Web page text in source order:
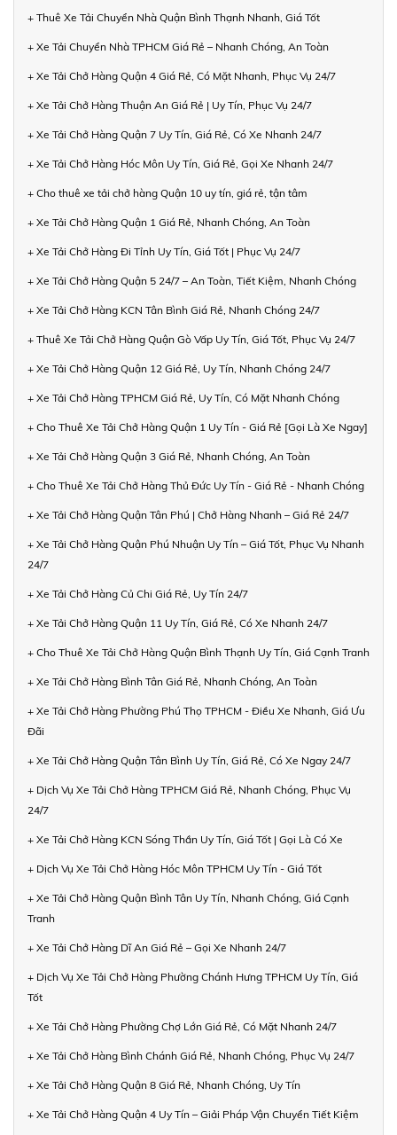
+ Thuê Xe Tải Chuyển Nhà Quận Bình Thạnh Nhanh, Giá Tốt
+ Xe Tải Chuyển Nhà TPHCM Giá Rẻ – Nhanh Chóng, An Toàn
+ Xe Tải Chở Hàng Quận 4 Giá Rẻ, Có Mặt Nhanh, Phục Vụ 24/7
+ Xe Tải Chở Hàng Thuận An Giá Rẻ | Uy Tín, Phục Vụ 24/7
+ Xe Tải Chở Hàng Quận 7 Uy Tín, Giá Rẻ, Có Xe Nhanh 24/7
+ Xe Tải Chở Hàng Hóc Môn Uy Tín, Giá Rẻ, Gọi Xe Nhanh 24/7
+ Cho thuê xe tải chở hàng Quận 10 uy tín, giá rẻ, tận tâm
+ Xe Tải Chở Hàng Quận 1 Giá Rẻ, Nhanh Chóng, An Toàn
+ Xe Tải Chở Hàng Đi Tỉnh Uy Tín, Giá Tốt | Phục Vụ 24/7
+ Xe Tải Chở Hàng Quận 5 24/7 – An Toàn, Tiết Kiệm, Nhanh Chóng
+ Xe Tải Chở Hàng KCN Tân Bình Giá Rẻ, Nhanh Chóng 24/7
+ Thuê Xe Tải Chở Hàng Quận Gò Vấp Uy Tín, Giá Tốt, Phục Vụ 24/7
+ Xe Tải Chở Hàng Quận 12 Giá Rẻ, Uy Tín, Nhanh Chóng 24/7
+ Xe Tải Chở Hàng TPHCM Giá Rẻ, Uy Tín, Có Mặt Nhanh Chóng
+ Cho Thuê Xe Tải Chở Hàng Quận 1 Uy Tín - Giá Rẻ [Gọi Là Xe Ngay]
+ Xe Tải Chở Hàng Quận 3 Giá Rẻ, Nhanh Chóng, An Toàn
+ Cho Thuê Xe Tải Chở Hàng Thủ Đức Uy Tín - Giá Rẻ - Nhanh Chóng
+ Xe Tải Chở Hàng Quận Tân Phú | Chở Hàng Nhanh – Giá Rẻ 24/7
+ Xe Tải Chở Hàng Quận Phú Nhuận Uy Tín – Giá Tốt, Phục Vụ Nhanh
24/7
+ Xe Tải Chở Hàng Củ Chi Giá Rẻ, Uy Tín 24/7
+ Xe Tải Chở Hàng Quận 11 Uy Tín, Giá Rẻ, Có Xe Nhanh 24/7
+ Cho Thuê Xe Tải Chở Hàng Quận Bình Thạnh Uy Tín, Giá Cạnh Tranh
+ Xe Tải Chở Hàng Bình Tân Giá Rẻ, Nhanh Chóng, An Toàn
+ Xe Tải Chở Hàng Phường Phú Thọ TPHCM - Điều Xe Nhanh, Giá Ưu
Đãi
+ Xe Tải Chở Hàng Quận Tân Bình Uy Tín, Giá Rẻ, Có Xe Ngay 24/7
+ Dịch Vụ Xe Tải Chở Hàng TPHCM Giá Rẻ, Nhanh Chóng, Phục Vụ
24/7
+ Xe Tải Chở Hàng KCN Sóng Thần Uy Tín, Giá Tốt | Gọi Là Có Xe
+ Dịch Vụ Xe Tải Chở Hàng Hóc Môn TPHCM Uy Tín - Giá Tốt
+ Xe Tải Chở Hàng Quận Bình Tân Uy Tín, Nhanh Chóng, Giá Cạnh
Tranh
+ Xe Tải Chở Hàng Dĩ An Giá Rẻ – Gọi Xe Nhanh 24/7
+ Dịch Vụ Xe Tải Chở Hàng Phường Chánh Hưng TPHCM Uy Tín, Giá
Tốt
+ Xe Tải Chở Hàng Phường Chợ Lớn Giá Rẻ, Có Mặt Nhanh 24/7
+ Xe Tải Chở Hàng Bình Chánh Giá Rẻ, Nhanh Chóng, Phục Vụ 24/7
+ Xe Tải Chở Hàng Quận 8 Giá Rẻ, Nhanh Chóng, Uy Tín
+ Xe Tải Chở Hàng Quận 4 Uy Tín – Giải Pháp Vận Chuyển Tiết Kiệm